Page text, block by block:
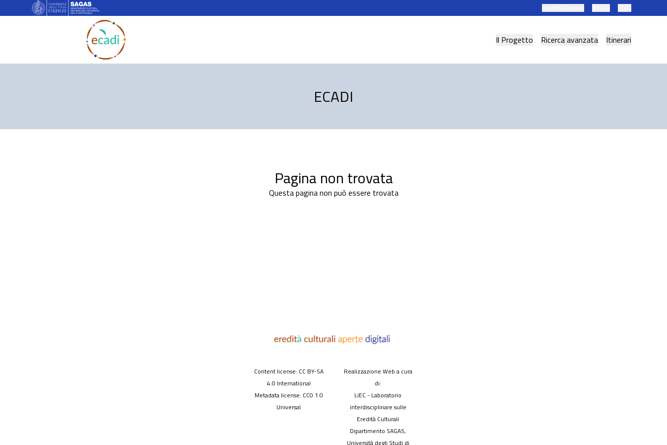
Il Progetto Ricerca avanzata Itinerari
ECADI
Pagina non trovata
Questa pagina non può essere trovata
Content license: CC BY-SA
4.0 International
Metadata license: CC0 1.0
Universal
Realizzazione Web a cura
di:
LiEC - Laboratorio
interdisciplinare sulle
Eredità Culturali
Dipartimento SAGAS,
Università degli Studi di